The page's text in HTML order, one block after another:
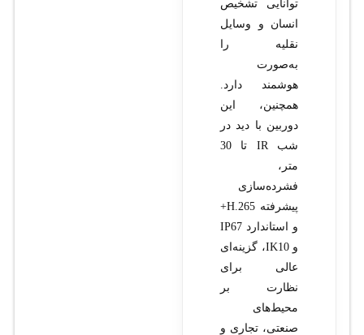
توانایی تشخیص
انسان و وسایل
نقلیه را
به‌صورت
هوشمند دارد.
همچنین، این
دوربین با دید در
شب IR تا 30
متر،
فشرده‌سازی
پیشرفته H.265+
و استاندارد IP67
و IK10، گزینه‌ای
عالی برای
نظارت بر
محیط‌های
صنعتی، تجاری و